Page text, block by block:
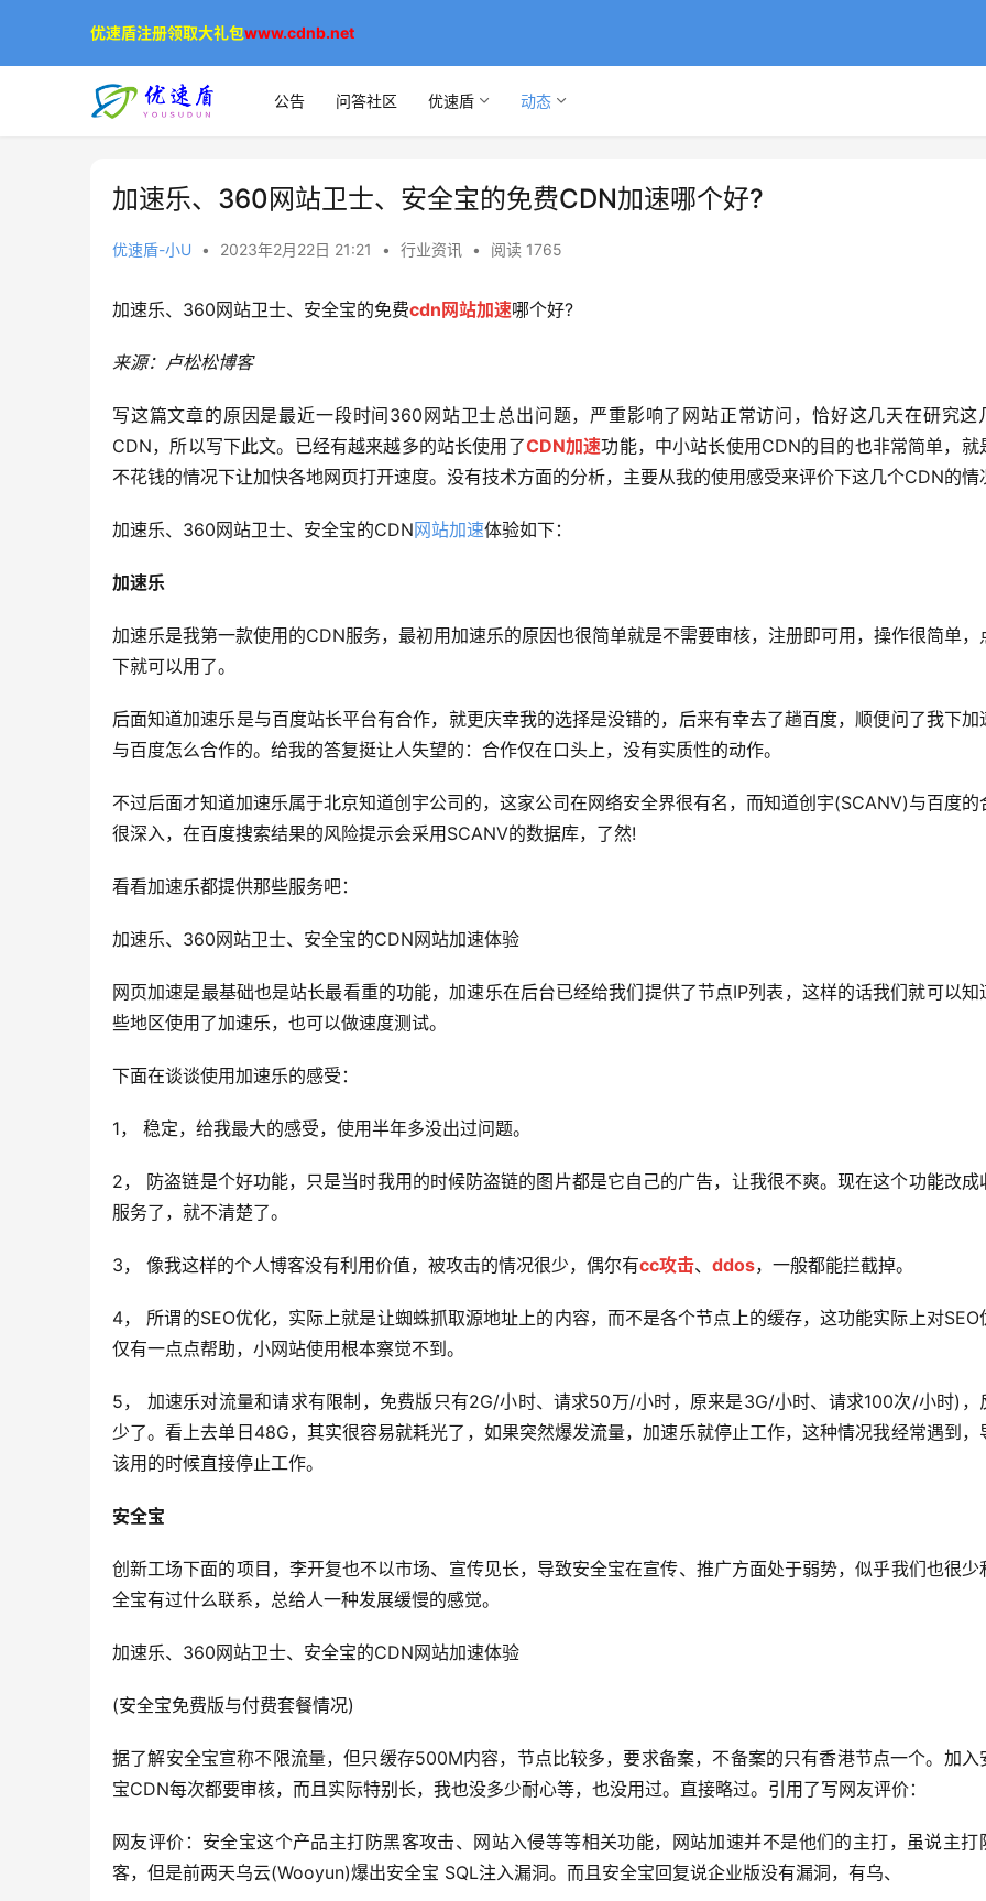
公告 问答社区 优速盾 动态
加速乐、360网站卫士、安全宝的免费CDN加速哪个好?
优速盾-小U • 2023年2月22日 21:21 • 行业资讯 • 阅读 1765
加速乐、360网站卫士、安全宝的免费cdn 网站加速哪个好?
来源：卢松松博客
写这篇文章的原因是最近一段时间360网站卫士总出问题，严重影响了网站正常访问，恰好这几天在研究这
CDN，所以写下此文。已经有越来越多的站长使用了CDN加速功能，中小站长使用CDN的目的也非常简单，就
不花钱的情况下让加快各地网页打开速度。没有技术方面的分析，主要从我的使用感受来评价下这几个CDN的情
加速乐、360网站卫士、安全宝的CDN网站加速体验如下：
加速乐
加速乐是我第一款使用的CDN服务，最初用加速乐的原因也很简单就是不需要审核，注册即可用，操作很简单，
下就可以用了。
后面知道加速乐是与百度站长平台有合作，就更庆幸我的选择是没错的，后来有幸去了趟百度，顺便问了我下加
与百度怎么合作的。给我的答复挺让人失望的：合作仅在口头上，没有实质性的动作。
不过后面才知道加速乐属于北京知道创宇公司的，这家公司在网络安全界很有名，而知道创宇(SCANV)与百度的
很深入，在百度搜索结果的风险提示会采用SCANV的数据库，了然!
看看加速乐都提供那些服务吧：
加速乐、360网站卫士、安全宝的CDN网站加速体验
网页加速是最基础也是站长最看重的功能，加速乐在后台已经给我们提供了节点IP列表，这样的话我们就可以知
些地区使用了加速乐，也可以做速度测试。
下面在谈谈使用加速乐的感受：
1， 稳定，给我最大的感受，使用半年多没出过问题。
2， 防盗链是个好功能，只是当时我用的时候防盗链的图片都是它自己的广告，让我很不爽。现在这个功能改成
服务了，就不清楚了。
3， 像我这样的个人博客没有利用价值，被攻击的情况很少，偶尔有cc攻击、 ddos，一般都能拦截掉。
4， 所谓的SEO优化，实际上就是让蜘蛛抓取源地址上的内容，而不是各个节点上的缓存，这功能实际上对SEO
仅有一点点帮助，小网站使用根本察觉不到。
5， 加速乐对流量和请求有限制，免费版只有2G/小时、请求50万/小时，原来是3G/小时、请求100次/小时)，
少了。看上去单日48G，其实很容易就耗光了，如果突然爆发流量，加速乐就停止工作，这种情况我经常遇到，
该用的时候直接停止工作。
安全宝
创新工场下面的项目，李开复也不以市场、宣传见长，导致安全宝在宣传、推广方面处于弱势，似乎我们也很少
全宝有过什么联系，总给人一种发展缓慢的感觉。
加速乐、360网站卫士、安全宝的CDN网站加速体验
(安全宝免费版与付费套餐情况)
据了解安全宝宣称不限流量，但只缓存500M内容，节点比较多，要求备案，不备案的只有香港节点一个。加入
宝CDN每次都要审核，而且实际特别长，我也没多少耐心等，也没用过。直接略过。引用了写网友评价：
网友评价：安全宝这个产品主打防黑客攻击、网站入侵等等相关功能，网站加速并不是他们的主打，虽说主打
客，但是前两天乌云(Wooyun)爆出安全宝 SQL注入漏洞。而且安全宝回复说企业版没有漏洞，有乌、
优速盾注册领取大礼包www.cdnb.net